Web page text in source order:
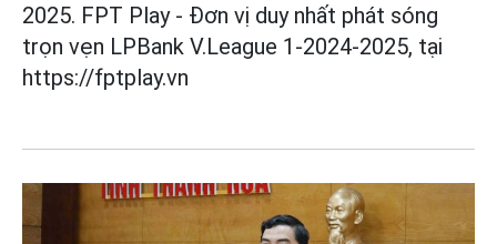
2025. FPT Play - Đơn vị duy nhất phát sóng
trọn vẹn LPBank V.League 1-2024-2025, tại
https://fptplay.vn